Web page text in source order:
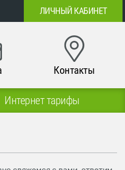
ЛИЧНЫЙ КАБИНЕТ
Контакты
Интернет тарифы